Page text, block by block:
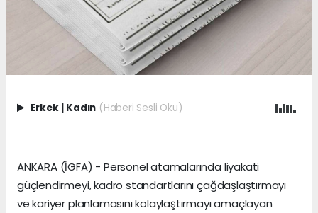
Erkek Kadın (Haberi Sesli Oku)
ANKARA (İGFA) - Personel atamalarında liyakati
güçlendirmeyi, kadro standartlarını çağdaşlaştırmayı
ve kariyer planlamasını kolaylaştırmayı amaçlayan